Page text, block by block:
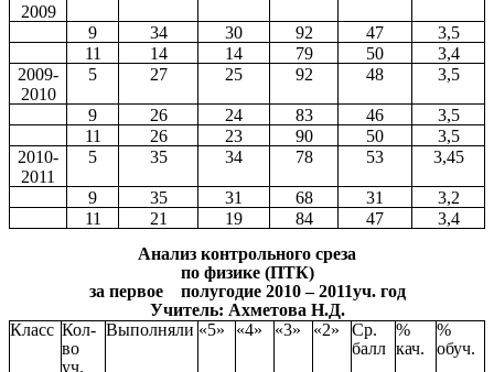
2009
9 34 30 92 47
3,5
11
14 14 79 50
3,4
2009-
2010
5 27 25 92 48 3,5
9 26 24 83 46
3,5
11
26 23 90 50
3,5
2010-
2011
5 35 34 78 53 3,45
9 35 31 68 31
3,2
11
21 19 84 47
3,4
Анализ контрольного среза
по физике (ПТК)
за первое полугодие 2010 – 2011уч. год
Учитель: Ахметова Н.Д.
Класс Кол-
во
уч.
Выполняли «5» «4» «3» «2»
Ср.
балл
%
кач.
%
обуч.